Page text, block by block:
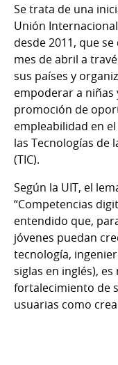
Se trata de una
Unión
desde 2011, que
mes de abril a
sus países y
empoderar a niñas
promoción de
empleabilidad en
las Tecnologías de
(TIC).
Según la UIT, el
“Competencias
entendido que,
jóvenes puedan
tecnología,
siglas en inglés),
fortalecimiento de
usuarias como